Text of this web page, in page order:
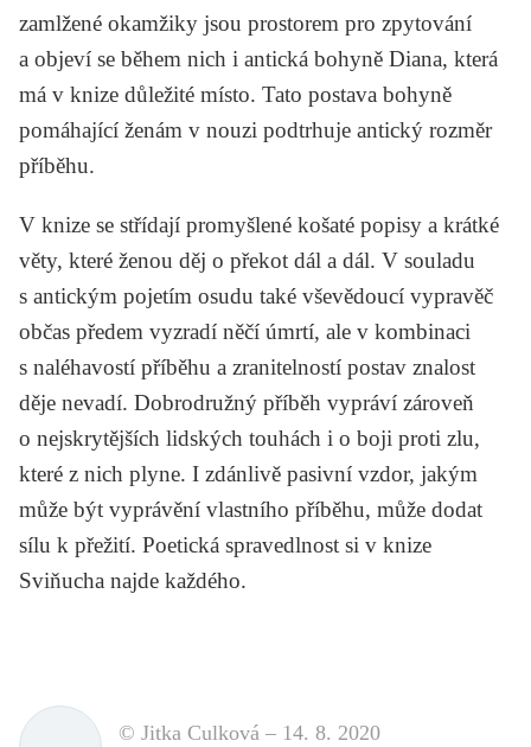
zamlžené okamžiky jsou prostorem pro zpytování
a objeví se během nich i antická bohyně Diana, která
má v knize důležité místo. Tato postava bohyně
pomáhající ženám v nouzi podtrhuje antický rozměr
příběhu.
V knize se střídají promyšlené košaté popisy a krátké
věty, které ženou děj o překot dál a dál. V souladu
s antickým pojetím osudu také vševědoucí vypravěč
občas předem vyzradí něčí úmrtí, ale v kombinaci
s naléhavostí příběhu a zranitelností postav znalost
děje nevadí. Dobrodružný příběh vypráví zároveň
o nejskrytějších lidských touhách i o boji proti zlu,
které z nich plyne. I zdánlivě pasivní vzdor, jakým
může být vyprávění vlastního příběhu, může dodat
sílu k přežití. Poetická spravedlnost si v knize
Sviňucha najde každého.
© Jitka Culková – 14. 8. 2020